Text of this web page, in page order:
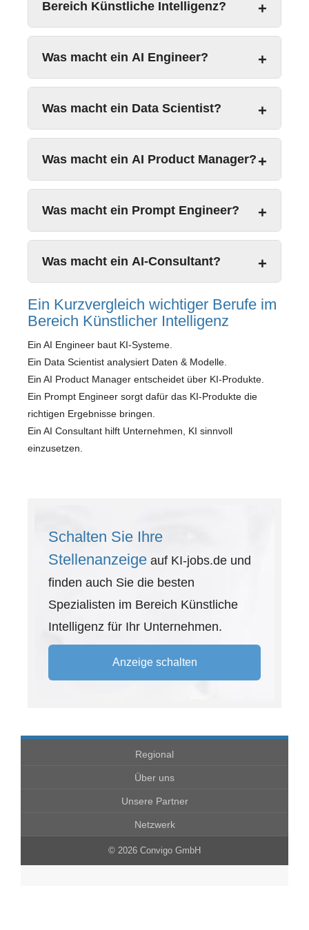
Bereich Künstliche Intelligenz?
Was macht ein AI Engineer?
Was macht ein Data Scientist?
Was macht ein AI Product Manager?
Was macht ein Prompt Engineer?
Was macht ein AI-Consultant?
Ein Kurzvergleich wichtiger Berufe im
Bereich Künstlicher Intelligenz
Ein AI Engineer baut KI-Systeme.
Ein Data Scientist analysiert Daten & Modelle.
Ein AI Product Manager entscheidet über KI-Produkte.
Ein Prompt Engineer sorgt dafür das KI-Produkte die
richtigen Ergebnisse bringen.
Ein AI Consultant hilft Unternehmen, KI sinnvoll
einzusetzen.
Schalten Sie Ihre
Stellenanzeige auf KI-jobs.de und
finden auch Sie die besten
Spezialisten im Bereich Künstliche
Intelligenz für Ihr Unternehmen.
Anzeige schalten
Regional
Über uns
Unsere Partner
Netzwerk
© 2026 Convigo GmbH